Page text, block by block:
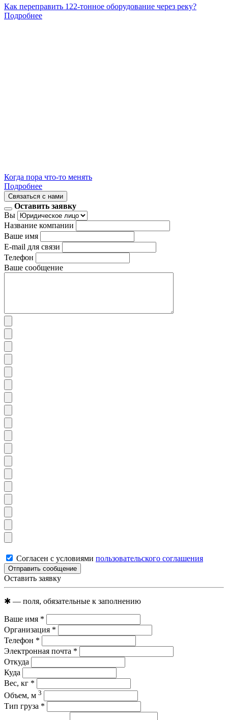
Как переправить 122-тонное оборудование через реку?
Подробнее
Когда пора что-то менять
Подробнее
Связаться с нами
Оставить заявку
Вы
Название компании
Ваше имя
E-mail для связи
Телефон
Ваше сообщение
Согласен с условиями пользовательского соглашения
Отправить сообщение
Оставить заявку
✱ — поля, обязательные к заполнению
Ваше имя *
Организация *
Телефон *
Электронная почта *
Откуда
Куда
Вес, кг *
Объем, м 3
Тип груза *